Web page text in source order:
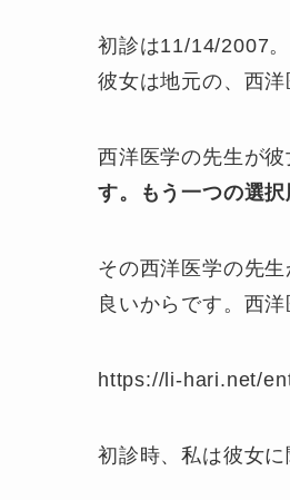
初診は11/14/2007。
彼女は地元の、西洋
西洋医学の先生が彼
す。もう一つの選
その西洋医学の先
良いからです。西
https://li-hari.net/
初診時、私は彼女に